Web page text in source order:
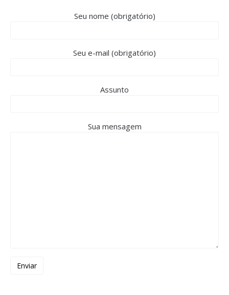
Seu nome (obrigatório)
Seu e-mail (obrigatório)
Assunto
Sua mensagem